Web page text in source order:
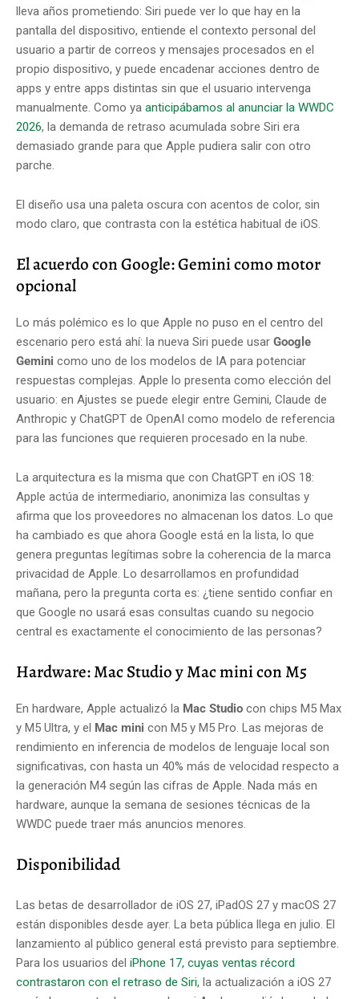
lleva años prometiendo: Siri puede ver lo que hay en la
pantalla del dispositivo, entiende el contexto personal del
usuario a partir de correos y mensajes procesados en el
propio dispositivo, y puede encadenar acciones dentro de
apps y entre apps distintas sin que el usuario intervenga
manualmente. Como ya anticipábamos al anunciar la WWDC
2026, la demanda de retraso acumulada sobre Siri era
demasiado grande para que Apple pudiera salir con otro
parche.
El diseño usa una paleta oscura con acentos de color, sin
modo claro, que contrasta con la estética habitual de iOS.
El acuerdo con Google: Gemini como motor
opcional
Lo más polémico es lo que Apple no puso en el centro del
escenario pero está ahí: la nueva Siri puede usar Google
Gemini como uno de los modelos de IA para potenciar
respuestas complejas. Apple lo presenta como elección del
usuario: en Ajustes se puede elegir entre Gemini, Claude de
Anthropic y ChatGPT de OpenAI como modelo de referencia
para las funciones que requieren procesado en la nube.
La arquitectura es la misma que con ChatGPT en iOS 18:
Apple actúa de intermediario, anonimiza las consultas y
afirma que los proveedores no almacenan los datos. Lo que
ha cambiado es que ahora Google está en la lista, lo que
genera preguntas legítimas sobre la coherencia de la marca
privacidad de Apple. Lo desarrollamos en profundidad
mañana, pero la pregunta corta es: ¿tiene sentido confiar en
que Google no usará esas consultas cuando su negocio
central es exactamente el conocimiento de las personas?
Hardware: Mac Studio y Mac mini con M5
En hardware, Apple actualizó la Mac Studio con chips M5 Max
y M5 Ultra, y el Mac mini con M5 y M5 Pro. Las mejoras de
rendimiento en inferencia de modelos de lenguaje local son
significativas, con hasta un 40% más de velocidad respecto a
la generación M4 según las cifras de Apple. Nada más en
hardware, aunque la semana de sesiones técnicas de la
WWDC puede traer más anuncios menores.
Disponibilidad
Las betas de desarrollador de iOS 27, iPadOS 27 y macOS 27
están disponibles desde ayer. La beta pública llega en julio. El
lanzamiento al público general está previsto para septiembre.
Para los usuarios del iPhone 17, cuyas ventas récord
contrastaron con el retraso de Siri, la actualización a iOS 27